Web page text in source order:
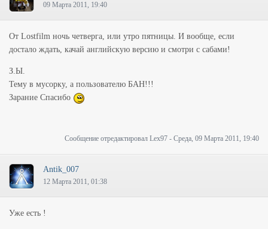
09 Марта 2011, 19:40
От Lostfilm ночь четверга, или утро пятницы. И вообще, если
достало ждать, качай английскую версию и смотри с сабами!
З.Ы.
Тему в мусорку, а пользователю БАН!!!
Зарание Спасибо
Сообщение отредактировал Lex97 - Среда, 09 Марта 2011, 19:40
Antik_007
12 Марта 2011, 01:38
Уже есть !